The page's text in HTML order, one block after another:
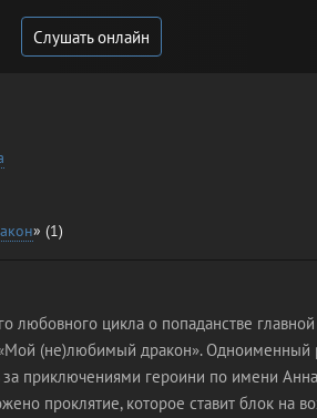
Слушать онлайн
» (1)
любовного цикла о попаданстве
(не)любимый дракон». Одноименный
за приключениями героини по имени
проклятие, которое ставит блок на